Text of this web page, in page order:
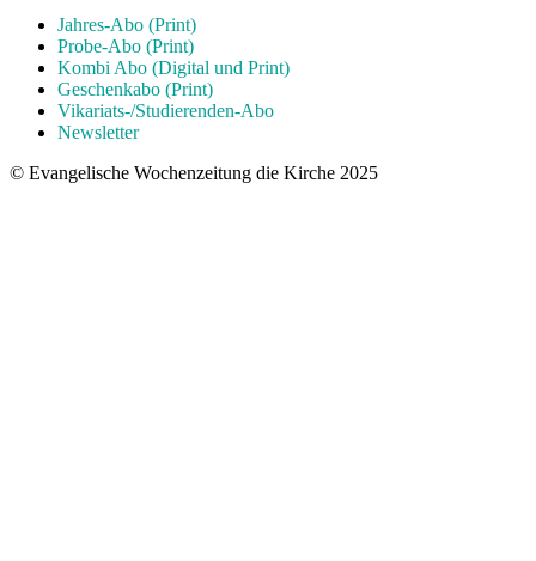
Jahres-Abo (Print)
Probe-Abo (Print)
Kombi Abo (Digital und Print)
Geschenkabo (Print)
Vikariats-/Studierenden-Abo
Newsletter
© Evangelische Wochenzeitung die Kirche 2025